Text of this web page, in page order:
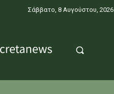
Σάββατο, 8 Αυγούστου, 2026